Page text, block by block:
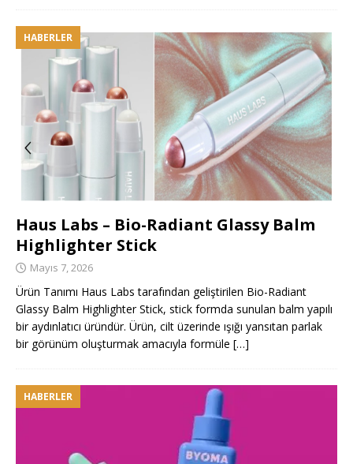
HABERLER
Haus Labs – Bio-Radiant Glassy Balm
Highlighter Stick
Mayıs 7, 2026
Ürün Tanımı Haus Labs tarafından geliştirilen Bio-Radiant
Glassy Balm Highlighter Stick, stick formda sunulan balm yapılı
bir aydınlatıcı üründür. Ürün, cilt üzerinde ışığı yansıtan parlak
bir görünüm oluşturmak amacıyla formüle […]
HABERLER